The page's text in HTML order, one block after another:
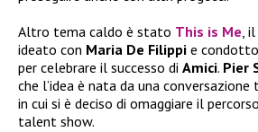
Altro tema caldo è stato This is Me,
ideato con Maria De Filippi e
per celebrare il successo di Amici. Pier
che l’idea è nata da una
in cui si è deciso di omaggiare il
talent show.